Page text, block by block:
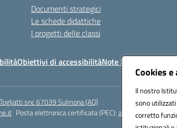
Cookies
Il nostro
sono
corretto
Documenti strategici
Le schede didattiche
I progetti delle classi
Obiettivi di accessibilitàNote legali
snc 67039 Sulmona (AQ)
Posta elettronica certificata (PEC):